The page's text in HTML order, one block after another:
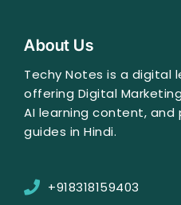
About Us
Techy Notes is a digital
offering Digital
AI learning content,
guides in Hindi.
+918318159403